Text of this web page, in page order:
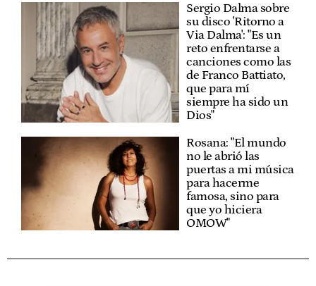
Sergio Dalma sobre
su disco 'Ritorno a
Via Dalma': "Es un
reto enfrentarse a
canciones como las
de Franco Battiato,
que para mí
siempre ha sido un
Dios"
Rosana: "El mundo
no le abrió las
puertas a mi música
para hacerme
famosa, sino para
que yo hiciera
OMOW"